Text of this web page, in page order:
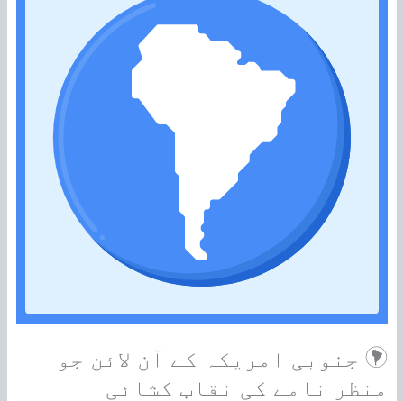
جنوبی امریکہ کے آن لائن جوا
منظر نامے کی نقاب کشائی